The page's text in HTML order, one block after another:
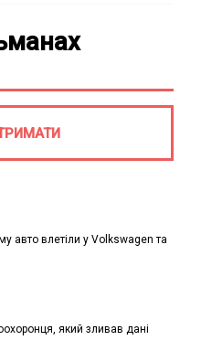
авто влетіли у Volkswagen та
який зливав дані